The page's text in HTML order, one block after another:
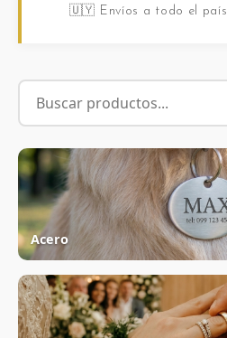
🇺🇾 Envíos a todo el país
Acero